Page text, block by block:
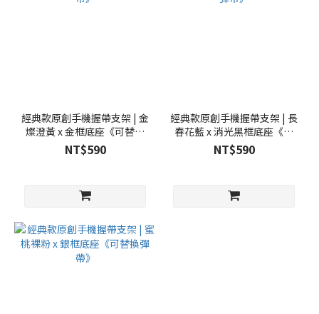
經典款原創手機握帶支架 | 金
燦澄黃 x 金框底座《可替換
彈帶》
NT$590
經典款原創手機握帶支架 | 長
春花藍 x 消光黑框底座《可
替換彈帶》
NT$590